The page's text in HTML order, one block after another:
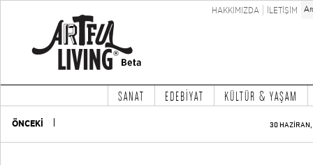
HAKKIMIZDA İLETİŞİM
SANAT EDEBİYAT KÜLTÜR & YAŞAM
ÖNCEKİ 30